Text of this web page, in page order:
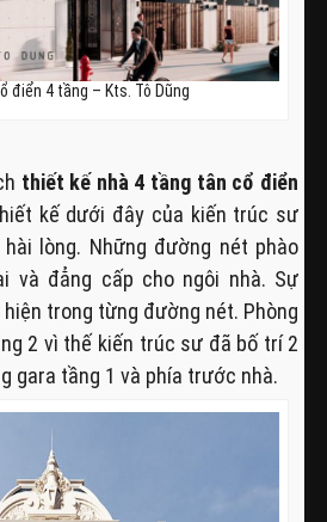
điển 4 tầng – Kts. Tô Dũng
thiết kế nhà 4 tầng tân cổ điển
kế dưới đây của kiến trúc sư
lòng. Những đường nét phào
và đẳng cấp cho ngôi nhà. Sự
trong từng đường nét. Phòng
2 vì thế kiến trúc sư đã bố trí 2
gara tầng 1 và phía trước nhà.